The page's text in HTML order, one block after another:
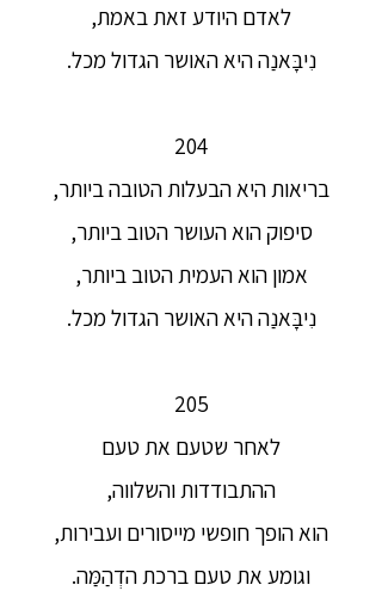
לאדם היודע זאת באמת,
נִיבָּאנַה היא האושר הגדול מכל.
204
בריאות היא הבעלות הטובה ביותר,
סיפוק הוא העושר הטוב ביותר,
אמון הוא העמית הטוב ביותר,
נִיבָּאנַה היא האושר הגדול מכל.
205
לאחר שטעם את טעם
ההתבודדות והשלווה,
הוא הופך חופשי מייסורים ועבירות,
וגומע את טעם ברכת הדְהַמַּה.